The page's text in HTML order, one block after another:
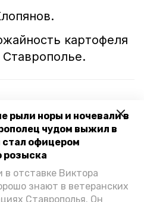
рыли норы и ночевали в
чудом выжил в
стал офицером
розыска
отставке Виктора
знают в ветеранских
Ставрополья. Он
картофеля
Ставрополье.
картофеля
87 тыс. тонн
Ставрополья об